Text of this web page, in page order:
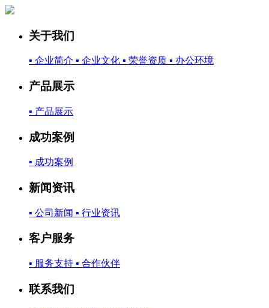
关于我们
▪ 企业简介 ▪ 企业文化 ▪ 荣誉资质 ▪ 办公环境
产品展示
▪ 产品展示
成功案例
▪ 成功案例
新闻资讯
▪ 公司新闻 ▪ 行业资讯
客户服务
▪ 服务支持 ▪ 合作伙伴
联系我们